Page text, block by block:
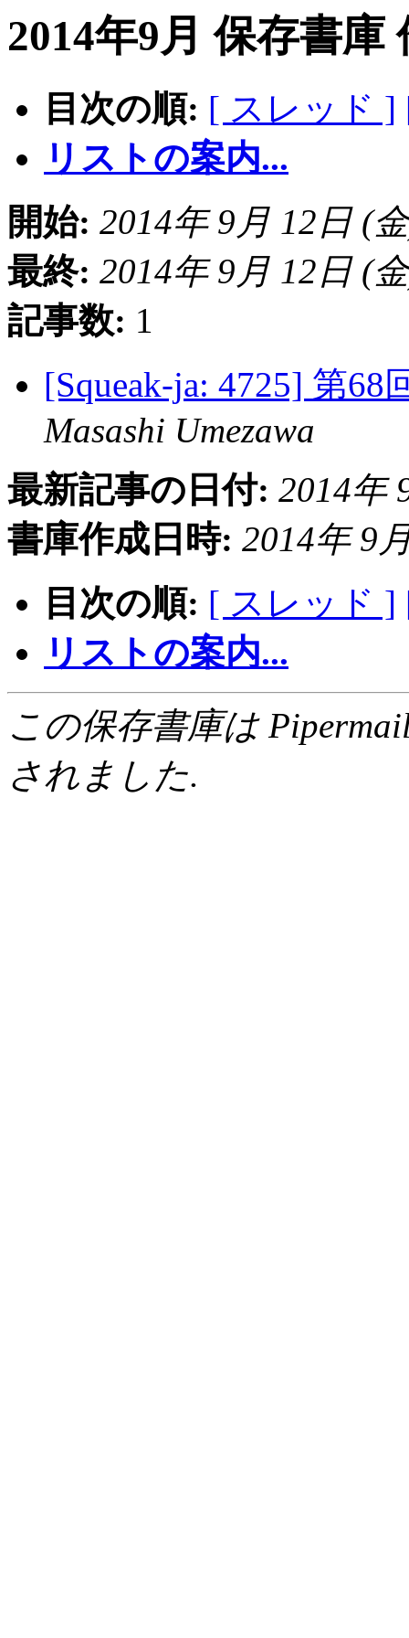
2014年9月 保存書庫
目次の順: [ スレッド ]
リストの案内...
開始: 2014年 9月 12日 (
最終: 2014年 9月 12日 (
記事数: 1
[Squeak-ja: 4725] 第
Masashi Umezawa
最新記事の日付: 2014年
書庫作成日時: 2014年 9
目次の順: [ スレッド ]
リストの案内...
この保存書庫は
されました.